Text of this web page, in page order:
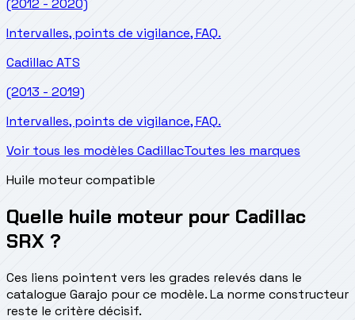
(2012 - 2020)
Intervalles, points de vigilance, FAQ.
CadillacATS
(2013 - 2019)
Intervalles, points de vigilance, FAQ.
Voir tous les modèles CadillacToutes les marques
Huile moteur compatible
Quelle huile moteur pour Cadillac
SRX ?
Ces liens pointent vers les grades relevés dans le
catalogue Garajo pour ce modèle. La norme constructeur
reste le critère décisif.